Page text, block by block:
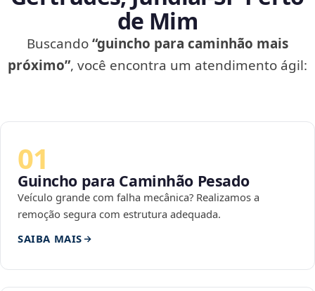
de Mim
Buscando“guincho para caminhão mais
próximo”, você encontra um atendimento ágil:
01
Guincho para Caminhão Pesado
Veículo grande com falha mecânica? Realizamos a
remoção segura com estrutura adequada.
SAIBA MAIS